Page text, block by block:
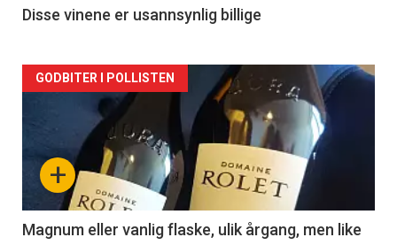
2
Disse vinene er usannsynlig billige
Forsiden
akkurat
nå
3
+
GODBITER I POLLISTEN
Magnum eller vanlig flaske, ulik årgang, men like